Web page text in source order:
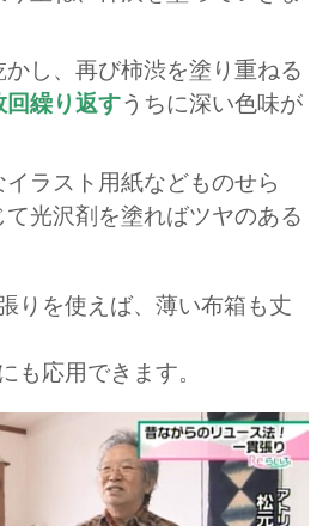
かし、再び柿渋を塗り重ねる
回繰り返すうちに深い色味が
ラスト用紙などものせら
光沢剤を塗ればツヤのある
りを使えば、薄い布箱も丈
も応用できます。